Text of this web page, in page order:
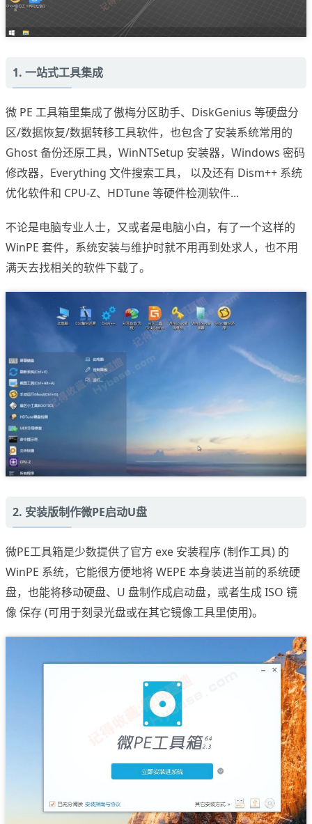
1. 一站式工具集成
微 PE 工具箱里集成了傲梅分区助手、DiskGenius 等硬盘分
区/数据恢复/数据转移工具软件，也包含了安装系统常用的
Ghost 备份还原工具，WinNTSetup 安装器，Windows 密码
修改器，Everything 文件搜索工具， 以及还有 Dism++ 系统
优化软件和 CPU-Z、HDTune 等硬件检测软件...
不论是电脑专业人士，又或者是电脑小白，有了一个这样的
WinPE 套件，系统安装与维护时就不用再到处求人，也不用
满天去找相关的软件下载了。
2. 安装版制作微PE启动U盘
微PE工具箱是少数提供了官方 exe 安装程序 (制作工具) 的
WinPE 系统，它能很方便地将 WEPE 本身装进当前的系统硬
盘，也能将移动硬盘、U 盘制作成启动盘，或者生成 ISO 镜
像 保存 (可用于刻录光盘或在其它镜像工具里使用)。